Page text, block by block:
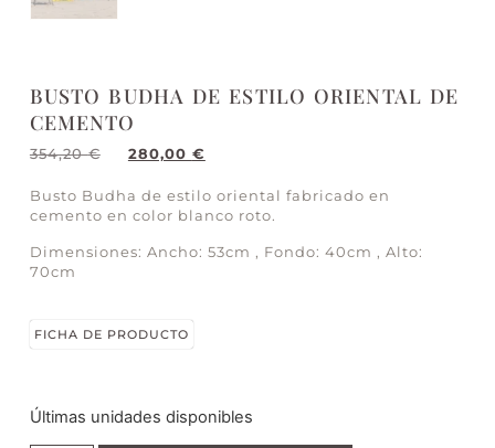
BUSTO BUDHA DE ESTILO ORIENTAL DE
CEMENTO
354,20€ 280,00 €
Busto Budha de estilo oriental fabricado en
cemento en color blanco roto.
Dimensiones: Ancho: 53cm , Fondo: 40cm , Alto:
70cm
FICHA DE PRODUCTO
Últimas unidades disponibles